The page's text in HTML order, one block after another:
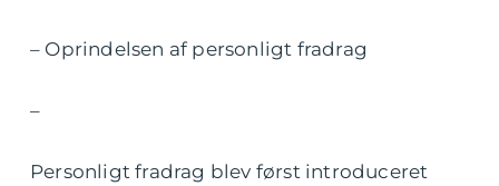
– Oprindelsen af personligt fradrag
–
Personligt fradrag blev først introduceret